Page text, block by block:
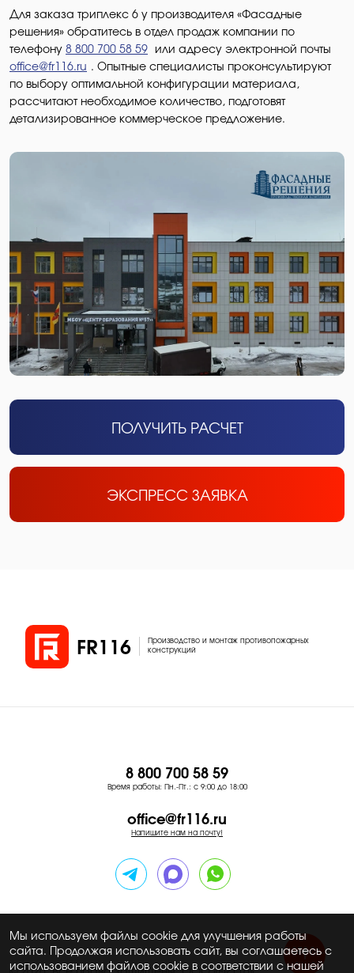
Для заказа триплекс 6 у производителя «Фасадные
решения» обратитесь в отдел продаж компании по
телефону 8 800 700 58 59
или адресу электронной почты
office@fr116.ru . Опытные специалисты проконсультируют
по выбору оптимальной конфигурации материала,
рассчитают необходимое количество, подготовят
детализированное коммерческое предложение.
ПОЛУЧИТЬ РАСЧЕТ
ЭКСПРЕСС ЗАЯВКА
FR116
Производство и монтаж противопожарных
конструкций
8 800 700 58 59
Время работы: Пн.-Пт.: с 9:00 до 18:00
office@fr116.ru
Напишите нам на почту!
Мы используем файлы cookie для улучшения работы
сайта. Продолжая использовать сайт, вы соглашаетесь с
использованием файлов cookie в соответствии с нашей